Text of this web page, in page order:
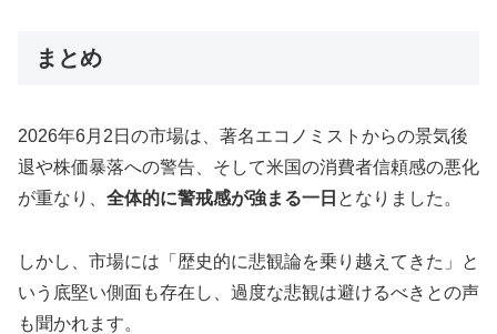
まとめ
2026年6月2日の市場は、著名エコノミストからの景気後
退や株価暴落への警告、そして米国の消費者信頼感の悪化
が重なり、 全体的に警戒感が強まる一日 となりました。
しかし、市場には「歴史的に悲観論を乗り越えてきた」と
いう底堅い側面も存在し、過度な悲観は避けるべきとの声
も聞かれます。